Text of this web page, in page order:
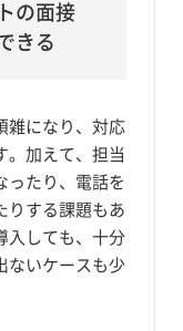
の面接
きる
雑になり、対応
。加えて、担当
ったり、電話を
りする課題もあ
入しても、十分
ないケースも少